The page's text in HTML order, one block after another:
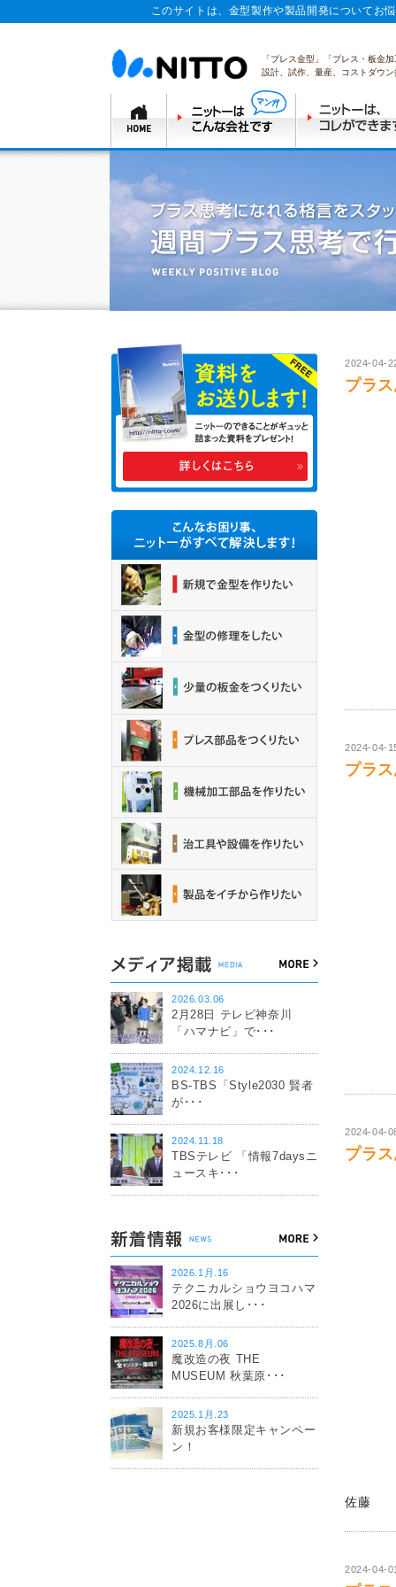
このサイトは、金型製作や製品開発についてお
「プレス金型」「プレス・板金
設計、試作、量産、コストダウ
2024-04-
プラ
2024-04-
プラ
2024-04-
プラ
佐藤
2024-04-
2026.03.06
2月28日 テレビ神奈川
「ハマナビ」で･･･
2024.12.16
BS-TBS「Style2030 賢者
が･･･
2024.11.18
TBSテレビ 「情報7daysニ
ュースキ･･･
2026.1月.16
テクニカルショウヨコハマ
2026に出展し･･･
2025.8月.06
魔改造の夜 THE
MUSEUM 秋葉原･･･
2025.1月.23
新規お客様限定キャンペー
ン！